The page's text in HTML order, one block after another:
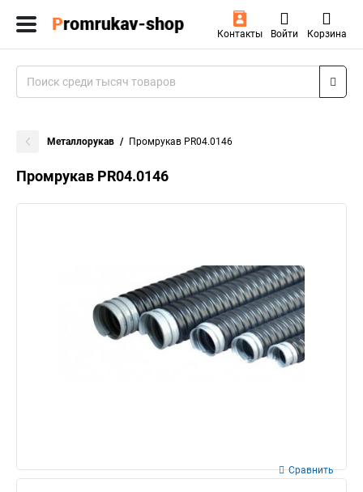
Контакты Войти Корзина
Металлорукав Промрукав PR04.0146
Промрукав PR04.0146
Сравнить